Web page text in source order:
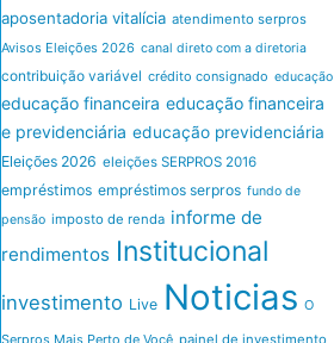
aposentadoria vitalícia atendimento serpros
Avisos Eleições 2026 canal direto com a diretoria
contribuição variável crédito consignado educação
educação financeira educação financeira
e previdenciária educação previdenciária
Eleições 2026 eleições SERPROS 2016
empréstimos empréstimos serpros fundo de
pensão imposto de renda informe de
rendimentos Institucional
investimento Live Noticias O
Serpros Mais Perto de Você painel de investimento